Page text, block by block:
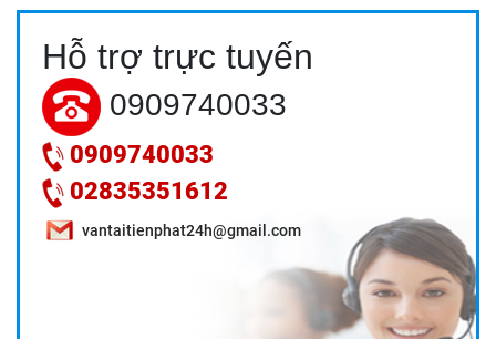
Hỗ trợ trực tuyến
0909740033
0909740033
02835351612
vantaitienphat24h@gmail.com
DỊCH VỤ VẬN CHUYỂN TRÁI CÂY MIỀN TÂY ĐI HCM: GIẢI
PHÁP BẢO VỆ GIÁ TRỊ NÔNG SẢN 24H